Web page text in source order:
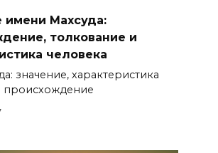
имени Махсуда:
толкование и
человека
значение, характеристика
происхождение